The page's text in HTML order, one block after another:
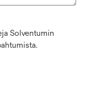
Solventumin